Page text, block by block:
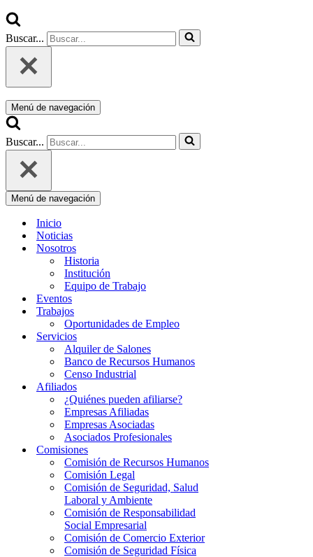
Buscar...
Menú de navegación
Buscar...
Menú de navegación
Inicio
Noticias
Nosotros
Historia
Institución
Equipo de Trabajo
Eventos
Trabajos
Oportunidades de Empleo
Servicios
Alquiler de Salones
Banco de Recursos Humanos
Censo Industrial
Afiliados
¿Quiénes pueden afiliarse?
Empresas Afiliadas
Empresas Asociadas
Asociados Profesionales
Comisiones
Comisión de Recursos Humanos
Comisión Legal
Comisión de Seguridad, Salud
Laboral y Ambiente
Comisión de Responsabilidad
Social Empresarial
Comisión de Comercio Exterior
Comisión de Seguridad Física